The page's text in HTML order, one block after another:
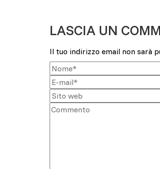
LASCIA UN
Il tuo indirizzo email non sarà